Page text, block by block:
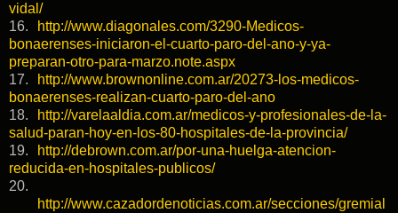
vidal/
16.
http://www.diagonales.com/3290-Medicos-
bonaerenses-iniciaron-el-cuarto-paro-del-ano-y-ya-
preparan-otro-para-marzo.note.aspx
17.
http://www.brownonline.com.ar/20273-los-medicos-
bonaerenses-realizan-cuarto-paro-del-ano
18.
http://varelaaldia.com.ar/medicos-y-profesionales-de-la-
salud-paran-hoy-en-los-80-hospitales-de-la-provincia/
19.
http://debrown.com.ar/por-una-huelga-atencion-
reducida-en-hospitales-publicos/
20.
http://www.cazadordenoticias.com.ar/secciones/gremial